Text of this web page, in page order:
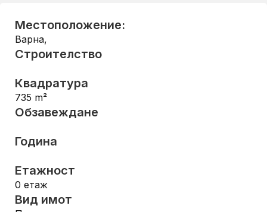
Местоположение:
Варна,
Строителство
Квадратура
735 m²
Обзавеждане
Година
Етажност
0 етаж
Вид имот